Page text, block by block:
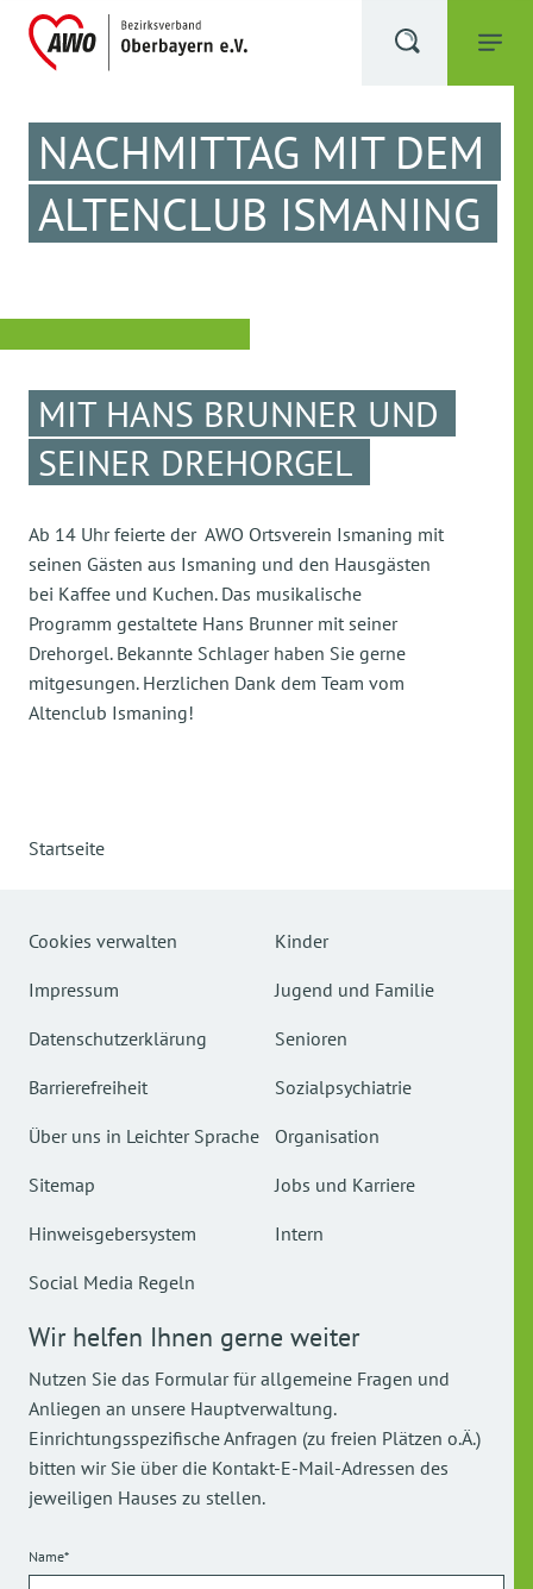
NACHMITTAG MIT DEM
ALTENCLUB ISMANING
MIT HANS BRUNNER UND
SEINER DREHORGEL
Ab 14 Uhr feierte der AWO Ortsverein Ismaning mit
seinen Gästen aus Ismaning und den Hausgästen
bei Kaffee und Kuchen. Das musikalische
Programm gestaltete Hans Brunner mit seiner
Drehorgel. Bekannte Schlager haben Sie gerne
mitgesungen. Herzlichen Dank dem Team vom
Altenclub Ismaning!
Startseite
Cookies verwalten
Impressum
Datenschutzerklärung
Barrierefreiheit
Über uns in Leichter Sprache
Sitemap
Hinweisgebersystem
Social Media Regeln
Kinder
Jugend und Familie
Senioren
Sozialpsychiatrie
Organisation
Jobs und Karriere
Intern
Wir helfen Ihnen gerne weiter
Nutzen Sie das Formular für allgemeine Fragen und
Anliegen an unsere Hauptverwaltung.
Einrichtungsspezifische Anfragen (zu freien Plätzen o.Ä.)
bitten wir Sie über die Kontakt-E-Mail-Adressen des
jeweiligen Hauses zu stellen.
Name*